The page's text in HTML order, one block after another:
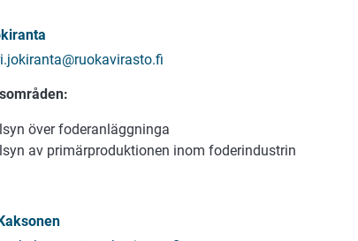
över foderanläggninga
av primärproduktionen inom foderindustrin